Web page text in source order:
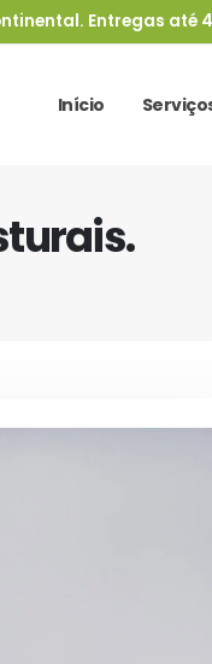
Entregas até
Início